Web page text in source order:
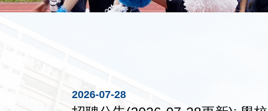
2026-07-28